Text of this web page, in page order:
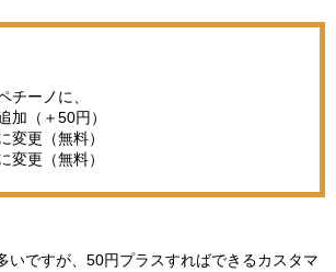
チーノに、
加（＋50円）
変更（無料）
変更（無料）
いですが、50円プラスすればできるカスタマ